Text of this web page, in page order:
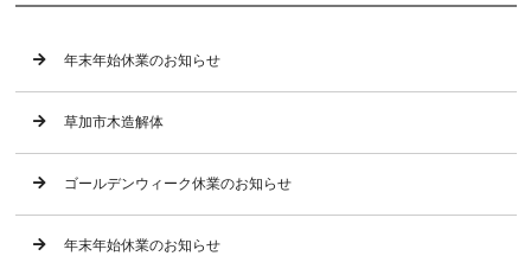
年末年始休業のお知らせ
草加市木造解体
ゴールデンウィーク休業のお知らせ
年末年始休業のお知らせ